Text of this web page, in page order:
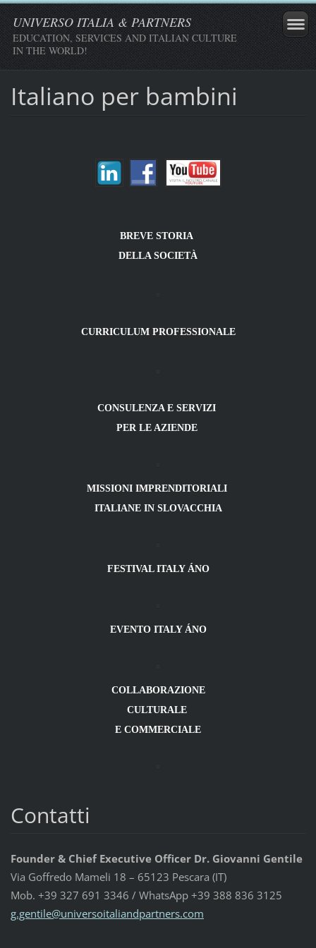
UNIVERSO ITALIA & PARTNERS
EDUCATION, SERVICES AND ITALIAN CULTURE
IN THE WORLD!
Italiano per bambini
BREVE STORIA
DELLA SOCIETÀ
CURRICULUM PROFESSIONALE
CONSULENZA E SERVIZI
PER LE AZIENDE
MISSIONI IMPRENDITORIALI
ITALIANE IN SLOVACCHIA
FESTIVAL ITALY ÁNO
EVENTO ITALY ÁNO
COLLABORAZIONE
CULTURALE
E COMMERCIALE
Contatti
Founder & Chief Executive Officer Dr. Giovanni Gentile
Via Goffredo Mameli 18 – 65123 Pescara (IT)
Mob. +39 327 691 3346 / WhatsApp +39 388 836 3125
g.gentile@universoitaliandpartners.com